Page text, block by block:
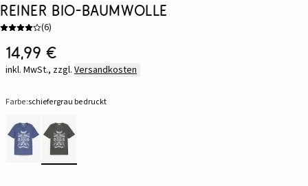
reiner Bio-Baumwolle
(6)
14,99 €
inkl. MwSt., zzgl. Versandkosten
Farbe:schiefergrau bedruckt